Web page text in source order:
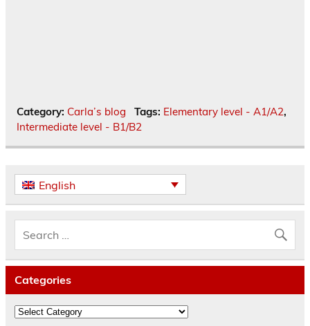
Category: Carla’s blog Tags: Elementary level - A1/A2,
Intermediate level - B1/B2
English
Categories
Categories